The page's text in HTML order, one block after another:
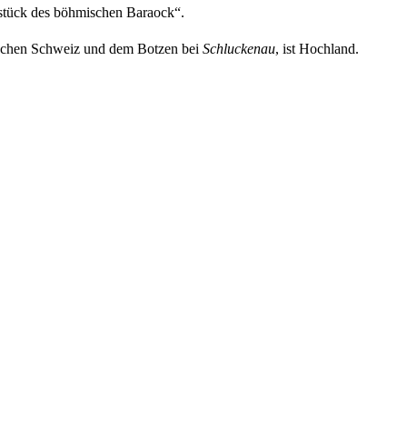
des böhmischen Baraock“.
Schweiz und dem Botzen bei Schluckenau, ist Hochland.